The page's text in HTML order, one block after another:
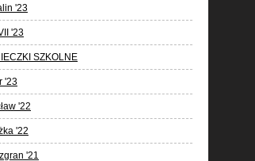
'23
'23
SZKOLNE
'23
'22
'22
'21